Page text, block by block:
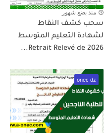
منذ بضع شهور
سحب كشف النقاط
لشهادة التعليم المتوسط
2026 Retrait Relevé de...
onec dz